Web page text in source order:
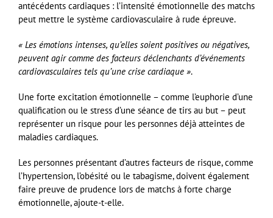
antécédents cardiaques : l’intensité émotionnelle des matchs
peut mettre le système cardiovasculaire à rude épreuve.
« Les émotions intenses, qu’elles soient positives ou négatives,
peuvent agir comme des facteurs déclenchants d’événements
cardiovasculaires tels qu’une crise cardiaque ».
Une forte excitation émotionnelle – comme l’euphorie d’une
qualification ou le stress d’une séance de tirs au but – peut
représenter un risque pour les personnes déjà atteintes de
maladies cardiaques.
Les personnes présentant d’autres facteurs de risque, comme
l’hypertension, l’obésité ou le tabagisme, doivent également
faire preuve de prudence lors de matchs à forte charge
émotionnelle, ajoute-t-elle.